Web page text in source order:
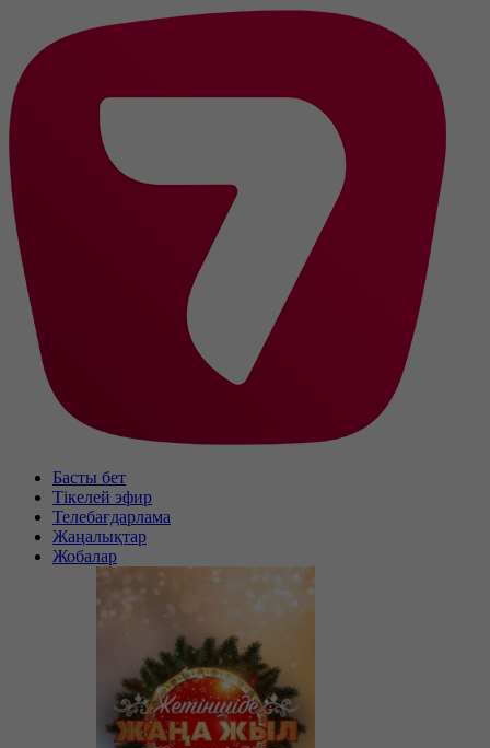
Басты бет
Тікелей эфир
Телебағдарлама
Жаңалықтар
Жобалар